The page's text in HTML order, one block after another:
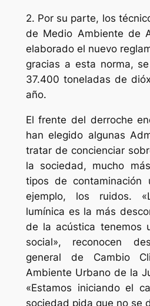
2. Por su parte, los
de Medio Ambiente de
elaborado el nuevo
gracias a esta norma,
37.400 toneladas de
año.
El frente del derroche
han elegido algunas
tratar de concienciar
la sociedad, mucho
tipos de contaminación
ejemplo, los ruidos.
lumínica es la más
de la acústica tenemos
social», reconocen
general de Cambio
Ambiente Urbano de la
«Estamos iniciando el
sociedad pida que no se